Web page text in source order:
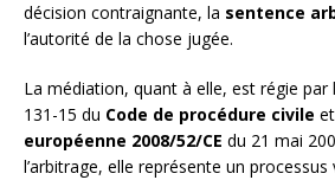
décision contraignante, la sentence
l’autorité de la chose jugée.
La médiation, quant à elle, est régie par
131-15 du Code de procédure civile
européenne 2008/52/CE du 21 mai
l’arbitrage, elle représente un